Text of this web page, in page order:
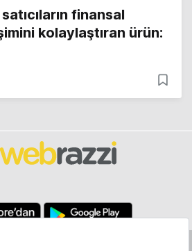
finansal
kolaylaştıran ürün: